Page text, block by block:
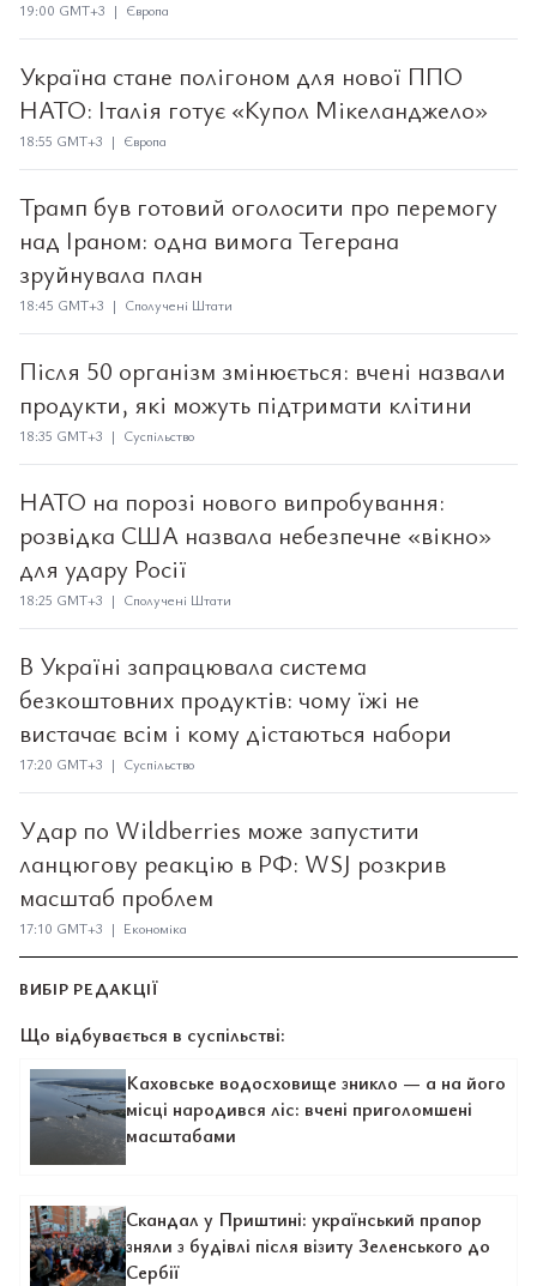
19:00 GMT+3 | Європа
Україна стане полігоном для нової ППО
НАТО: Італія готує «Купол Мікеланджело»
18:55 GMT+3 | Європа
Трамп був готовий оголосити про перемогу
над Іраном: одна вимога Тегерана
зруйнувала план
18:45 GMT+3 | Сполучені Штати
Після 50 організм змінюється: вчені назвали
продукти, які можуть підтримати клітини
18:35 GMT+3 | Суспільство
НАТО на порозі нового випробування:
розвідка США назвала небезпечне «вікно»
для удару Росії
18:25 GMT+3 | Сполучені Штати
В Україні запрацювала система
безкоштовних продуктів: чому їжі не
вистачає всім і кому дістаються набори
17:20 GMT+3 | Суспільство
Удар по Wildberries може запустити
ланцюгову реакцію в РФ: WSJ розкрив
масштаб проблем
17:10 GMT+3 | Економіка
ВИБІР РЕДАКЦІЇ
Що відбувається в суспільстві:
Каховське водосховище зникло — а на його
місці народився ліс: вчені приголомшені
масштабами
Скандал у Приштині: український прапор
зняли з будівлі після візиту Зеленського до
Сербії